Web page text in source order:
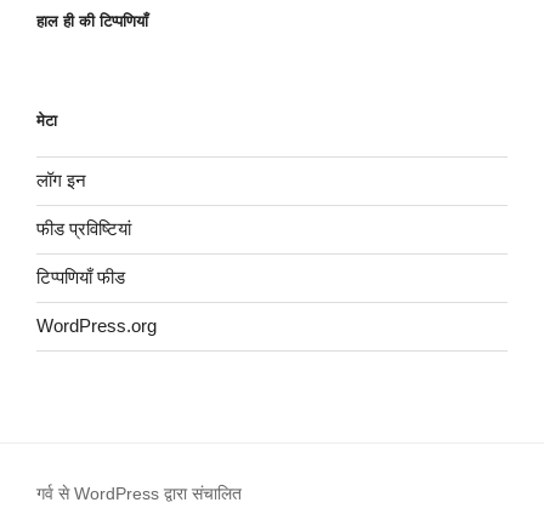
हाल ही की टिप्पणियाँ
मेटा
लॉग इन
फीड प्रविष्टियां
टिप्पणियाँ फीड
WordPress.org
गर्व से WordPress द्वारा संचालित